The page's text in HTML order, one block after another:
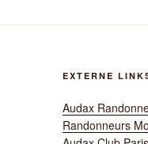
EXTERNE
Audax
Randonneurs